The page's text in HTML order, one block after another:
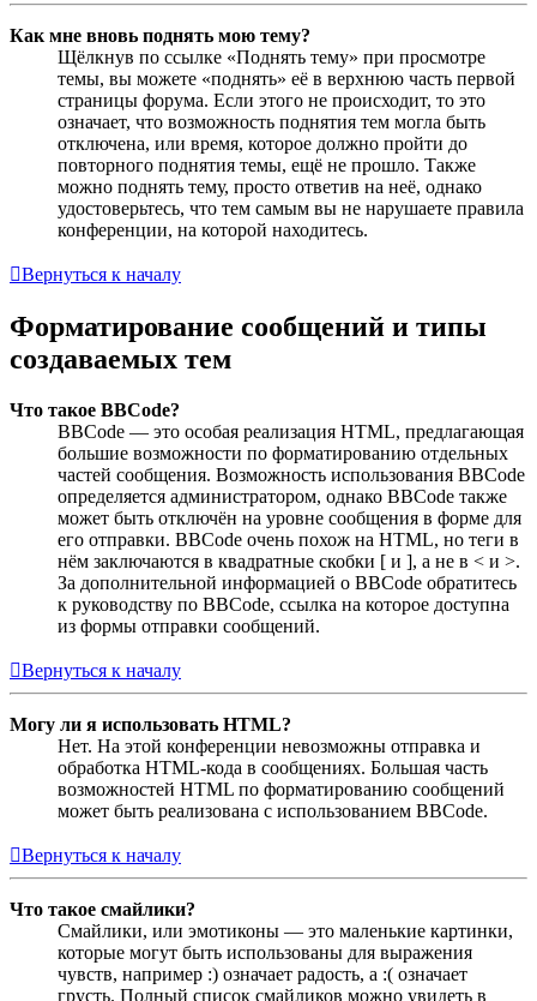
Как мне вновь поднять мою тему?
Щёлкнув по ссылке «Поднять тему» при просмотре
темы, вы можете «поднять» её в верхнюю часть первой
страницы форума. Если этого не происходит, то это
означает, что возможность поднятия тем могла быть
отключена, или время, которое должно пройти до
повторного поднятия темы, ещё не прошло. Также
можно поднять тему, просто ответив на неё, однако
удостоверьтесь, что тем самым вы не нарушаете правила
конференции, на которой находитесь.
Вернуться к началу
Форматирование сообщений и типы
создаваемых тем
Что такое BBCode?
BBCode — это особая реализация HTML, предлагающая
большие возможности по форматированию отдельных
частей сообщения. Возможность использования BBCode
определяется администратором, однако BBCode также
может быть отключён на уровне сообщения в форме для
его отправки. BBCode очень похож на HTML, но теги в
нём заключаются в квадратные скобки [ и ], а не в < и >.
За дополнительной информацией о BBCode обратитесь
к руководству по BBCode, ссылка на которое доступна
из формы отправки сообщений.
Вернуться к началу
Могу ли я использовать HTML?
Нет. На этой конференции невозможны отправка и
обработка HTML-кода в сообщениях. Большая часть
возможностей HTML по форматированию сообщений
может быть реализована с использованием BBCode.
Вернуться к началу
Что такое смайлики?
Смайлики, или эмотиконы — это маленькие картинки,
которые могут быть использованы для выражения
чувств, например :) означает радость, а :( означает
грусть. Полный список смайликов можно увидеть в